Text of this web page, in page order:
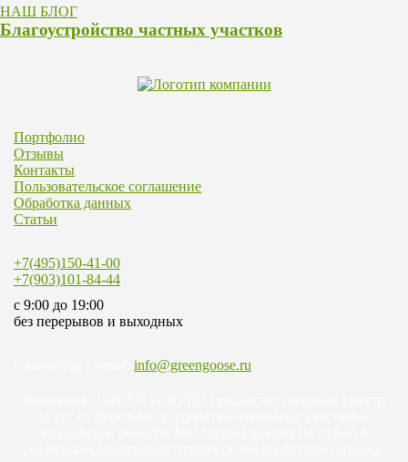
НАШ БЛОГ
Благоустройство частных участков
Портфолио
Отзывы
Контакты
Пользовательское соглашение
Обработка данных
Статьи
+7(495)150-41-00
+7(903)101-84-44
c 9:00 до 19:00
без перерывов и выходных
info@greengoose.ru